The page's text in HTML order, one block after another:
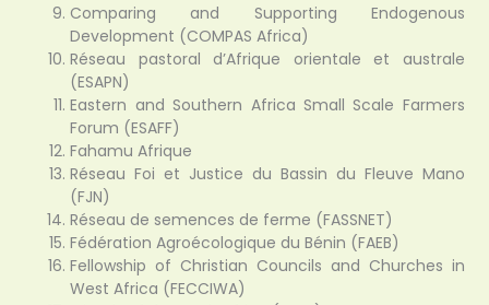
Comparing and Supporting Endogenous
Development (COMPAS Africa)
Réseau pastoral d’Afrique orientale et australe
(ESAPN)
Eastern and Southern Africa Small Scale Farmers
Forum (ESAFF)
Fahamu Afrique
Réseau Foi et Justice du Bassin du Fleuve Mano
(FJN)
Réseau de semences de ferme (FASSNET)
Fédération Agroécologique du Bénin (FAEB)
Fellowship of Christian Councils and Churches in
West Africa (FECCIWA)